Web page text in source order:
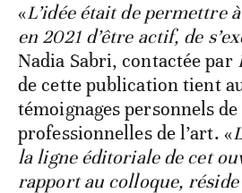
«L’idée était de permettre
en 2021 d’être actif, de
Nadia Sabri, contactée par
de cette publication tient
témoignages personnels de
professionnelles de l’art. «
la ligne éditoriale de cet
rapport au colloque,